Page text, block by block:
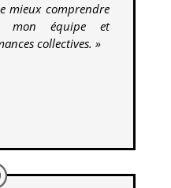
mieux comprendre
mon équipe et
collectives. »